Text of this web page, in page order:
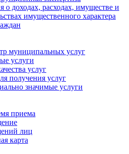
о доходах, расходах, имуществе и
имущественного характера
муниципальных услуг
услуги
услуг
получения услуг
значимые услуги
приема
лиц
карта